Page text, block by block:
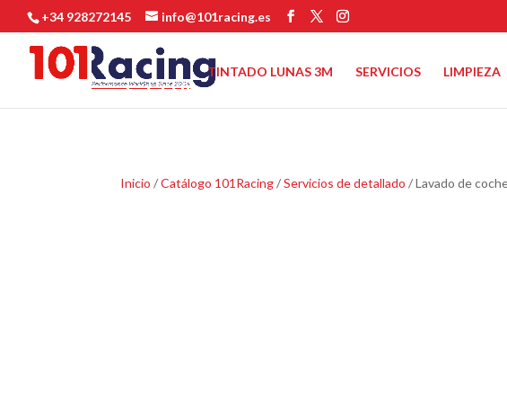
+34 928272145 info@101racing.es
TINTADO LUNAS 3M SERVICIOS LIMPIEZA
Inicio /Catálogo 101Racing/Servicios de detallado / Lavado de